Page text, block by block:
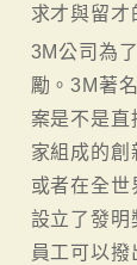
求才與留才
3M公司為
勵。3M著
案是不是直
家組成的創
或者在全
設立了發明
員工可以